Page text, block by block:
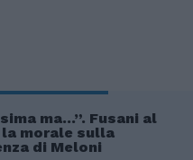
ma…”. Fusani al
morale sulla
di Meloni